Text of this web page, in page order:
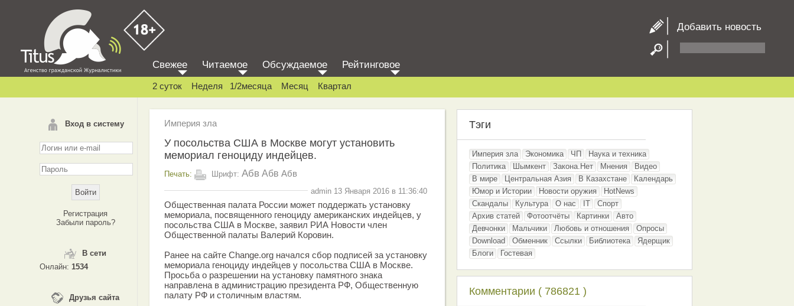
Добавить новость
Вход в систему
Регистрация
Забыли пароль?
В сети
Онлайн: 1534
Друзья сайта
Свежее Читаемое Обсуждаемое Рейтинговое
2 суток Неделя 1/2месяца Месяц Квартал
Империя зла
У посольства США в Москве могут установить
мемориал геноциду индейцев.
Печать: Шрифт: Абв Абв Абв
admin 13 Января 2016 в 11:36:40
Общественная палата России может поддержать установку
мемориала, посвященного геноциду американских индейцев, у
посольства США в Москве, заявил РИА Новости член
Общественной палаты Валерий Коровин.
Ранее на сайте Change.org начался сбор подписей за установку
мемориала геноциду индейцев у посольства США в Москве.
Просьба о разрешении на установку памятного знака
направлена в администрацию президента РФ, Общественную
палату РФ и столичным властям.
Тэги
Империя зла Экономика ЧП
Наука и техника
Политика
Шымкент Закона.Нет Мнения
Видео
В мире
Центральная Азия В Казахстане
Календарь
Юмор и Истории
Новости оружия
HotNews
Скандалы
Культура О нас IT
Спорт
Архив статей
Фотоотчёты Картинки
Авто
Девчонки
Мальчики Любовь и отношения
Опросы
Download
Обменник Ссылки Библиотека
Ядерщик
Блоги
Гостевая
Комментарии ( 786821 )